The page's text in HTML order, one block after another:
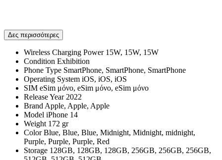
Δες περισσότερες
Wireless Charging Power 15W, 15W, 15W
Condition Exhibition
Phone Type SmartPhone, SmartPhone, SmartPhone
Operating System iOS, iOS, iOS
SIM eSim μόνο, eSim μόνο, eSim μόνο
Release Year 2022
Brand Apple, Apple, Apple
Model iPhone 14
Weight 172 gr
Color Blue, Blue, Blue, Midnight, Midnight, midnight,
Purple, Purple, Purple, Red
Storage 128GB, 128GB, 128GB, 256GB, 256GB, 256GB,